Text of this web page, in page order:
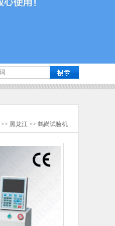
>> 黑龙江 >> 鹤岗试验机